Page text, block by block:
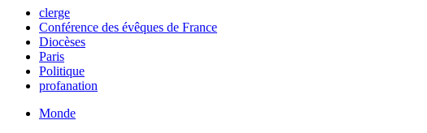
clerge
Conférence des évêques de France
Diocèses
Paris
Politique
profanation
Monde